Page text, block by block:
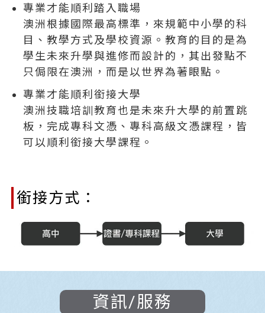
專業才能順利踏入職場
澳洲根據國際最高標準，來規範中小學的科
目、教學方式及學校資源。教育的目的是為
學生未來升學與進修而設計的，其出發點不
只侷限在澳洲，而是以世界為著眼點。
專業才能順利銜接大學
澳洲技職培訓教育也是未來升大學的前置跳
板，完成專科文憑、專科高級文憑課程，皆
可以順利銜接大學課程。
銜接方式：
資訊/服務